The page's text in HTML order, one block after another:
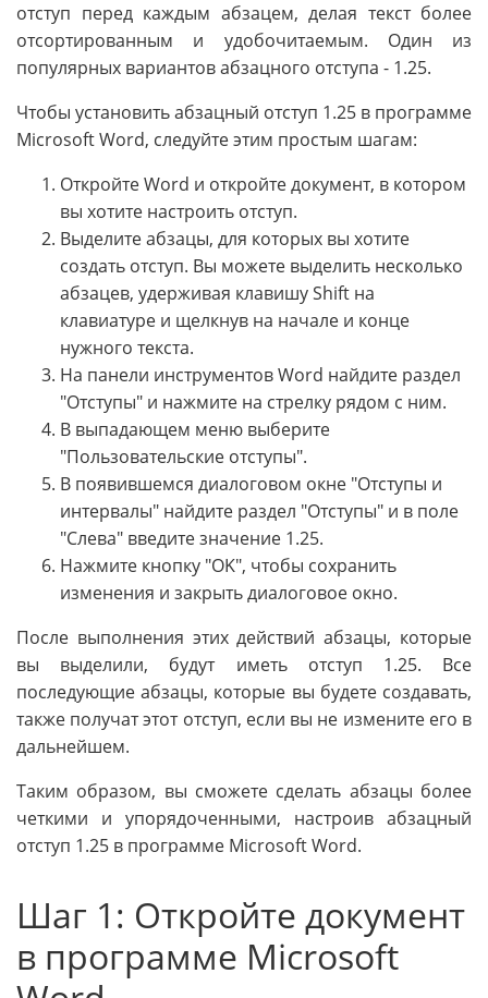
отступ перед каждым абзацем, делая текст более
отсортированным и удобочитаемым. Один из
популярных вариантов абзацного отступа - 1.25.
Чтобы установить абзацный отступ 1.25 в программе
Microsoft Word, следуйте этим простым шагам:
Откройте Word и откройте документ, в котором
вы хотите настроить отступ.
Выделите абзацы, для которых вы хотите
создать отступ. Вы можете выделить несколько
абзацев, удерживая клавишу Shift на
клавиатуре и щелкнув на начале и конце
нужного текста.
На панели инструментов Word найдите раздел
"Отступы" и нажмите на стрелку рядом с ним.
В выпадающем меню выберите
"Пользовательские отступы".
В появившемся диалоговом окне "Отступы и
интервалы" найдите раздел "Отступы" и в поле
"Слева" введите значение 1.25.
Нажмите кнопку "OK", чтобы сохранить
изменения и закрыть диалоговое окно.
После выполнения этих действий абзацы, которые
вы выделили, будут иметь отступ 1.25. Все
последующие абзацы, которые вы будете создавать,
также получат этот отступ, если вы не измените его в
дальнейшем.
Таким образом, вы сможете сделать абзацы более
четкими и упорядоченными, настроив абзацный
отступ 1.25 в программе Microsoft Word.
Шаг 1: Откройте документ
в программе Microsoft